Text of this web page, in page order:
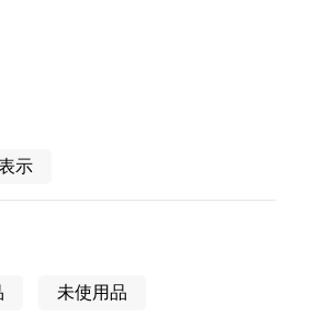
ォッチ
示
未使用品